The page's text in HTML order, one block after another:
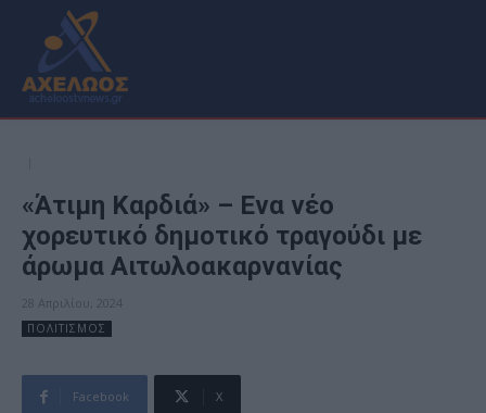
«Άτιμη Καρδιά» – Ενα νέο
χορευτικό δημοτικό τραγούδι με
άρωμα Αιτωλοακαρνανίας
28 Απριλίου, 2024
ΠΟΛΙΤΙΣΜΟΣ
Facebook X